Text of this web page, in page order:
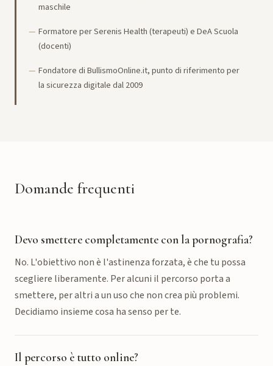
maschile
Formatore per Serenis Health (terapeuti) e DeA Scuola
(docenti)
Fondatore di BullismoOnline.it, punto di riferimento per
la sicurezza digitale dal 2009
Domande frequenti
Devo smettere completamente con la pornografia?
No. L'obiettivo non è l'astinenza forzata, è che tu possa
scegliere liberamente. Per alcuni il percorso porta a
smettere, per altri a un uso che non crea più problemi.
Decidiamo insieme cosa ha senso per te.
Il percorso è tutto online?